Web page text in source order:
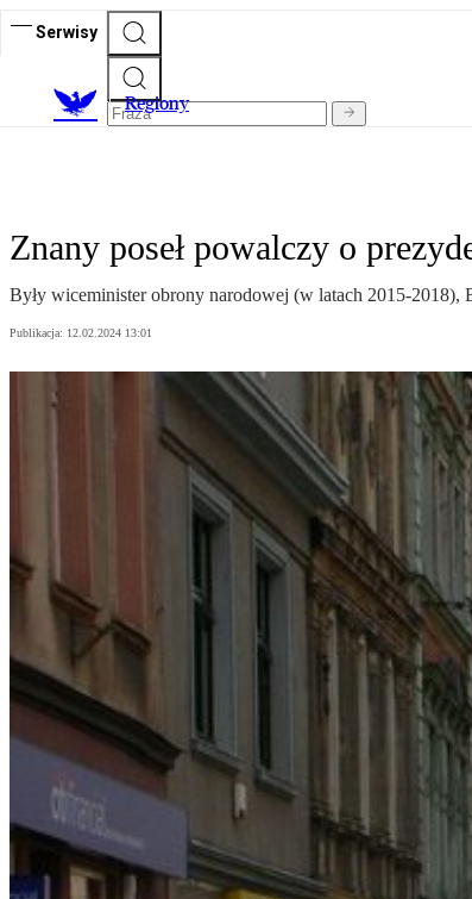
Serwisy
Regiony
Znany poseł powalczy o
Były wiceminister obrony narodowej (w latach 2015-2018),
Publikacja: 12.02.2024 13:01